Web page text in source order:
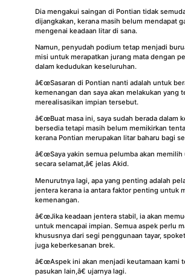
Dia mengakui saingan di Pontian tidak
dijangkakan, kerana masih belum mendapat
mengenai keadaan litar di sana.
Namun, penyudah podium tetap menjadi
misi untuk merapatkan jurang mata dengan
dalam kedudukan keseluruhan.
â€œSasaran di Pontian nanti adalah untuk
kemenangan dan saya akan melakukan yang
merealisasikan impian tersebut.
â€œBuat masa ini, saya sudah berada dalam
bersedia tetapi masih belum memikirkan
kerana Pontian merupakan litar baharu bagi
â€œSaya yakin semua pelumba akan memilih
secara selamat,â€ jelas Akid.
Menurutnya lagi, apa yang penting adalah
jentera kerana ia antara faktor penting untuk
kemenangan.
â€œJika keadaan jentera stabil, ia akan
untuk mencapai impian. Semua aspek perlu
khususnya dari segi penggunaan tayar,
juga keberkesanan brek.
â€œAspek ini akan menjadi keutamaan kami
pasukan lain,â€ ujarnya lagi.